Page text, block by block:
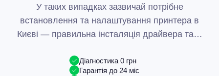
У таких випадках зазвичай потрібне
встановлення та налаштування принтера в
Києві — правильна інсталяція драйвера та…
Діагностика 0 грн
Гарантія до 24 міс